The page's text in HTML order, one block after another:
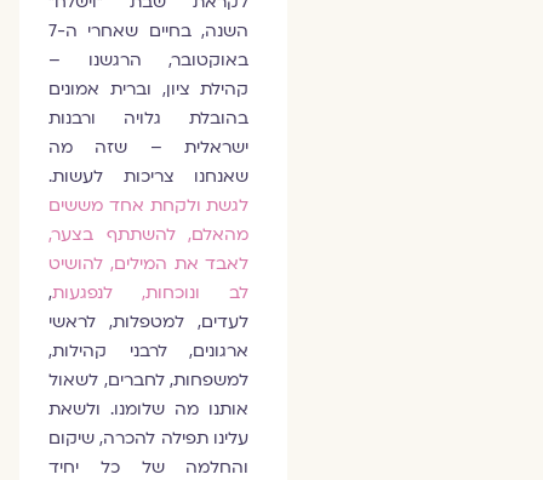
השנה, בחיים שאחרי ה-7
באוקטובר, הרגשנו –
קהילת ציון, וברית אמונים
בהובלת גלויה ורבנות
ישראלית – שזה מה
שאנחנו צריכות לעשות.
לגשת ולקחת אחד מששים
מהאלם, להשתתף בצער,
לאבד את המילים, להושיט
לב ונוכחות, לנפגעות,
לעדים, למטפלות, לראשי
ארגונים, לרבני קהילות,
למשפחות, לחברים, לשאול
אותנו מה שלומנו. ולשאת
עלינו תפילה להכרה, שיקום
והחלמה של כל יחיד